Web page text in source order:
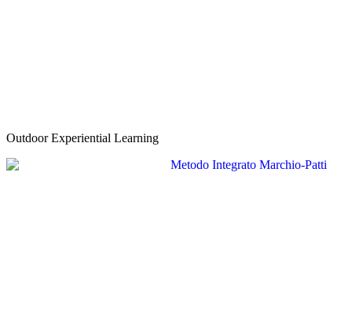
Outdoor Experiential Learning